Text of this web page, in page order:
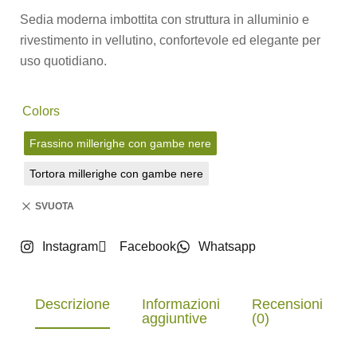
Sedia moderna imbottita con struttura in alluminio e
rivestimento in vellutino, confortevole ed elegante per
uso quotidiano.
Colors
Frassino millerighe con gambe nere
Tortora millerighe con gambe nere
SVUOTA
Instagram Facebook Whatsapp
Descrizione
Informazioni
aggiuntive
Recensioni
(0)